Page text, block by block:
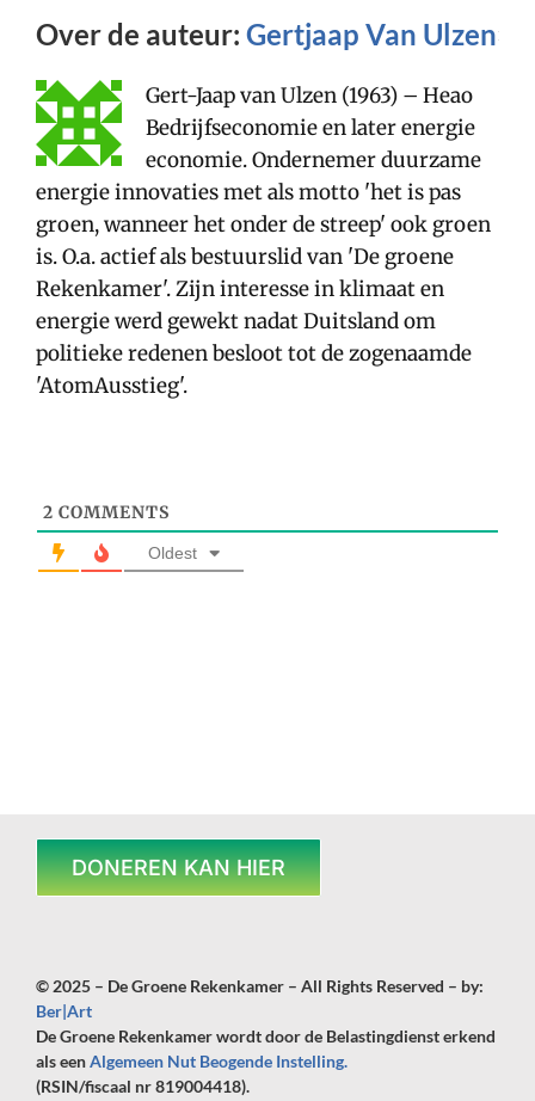
Over de auteur: Gertjaap Van Ulzen
Gert-Jaap van Ulzen (1963) – Heao
Bedrijfseconomie en later energie
economie. Ondernemer duurzame
energie innovaties met als motto 'het is pas
groen, wanneer het onder de streep' ook groen
is. O.a. actief als bestuurslid van 'De groene
Rekenkamer'. Zijn interesse in klimaat en
energie werd gewekt nadat Duitsland om
politieke redenen besloot tot de zogenaamde
'AtomAusstieg'.
2 COMMENTS
Oldest
DONEREN KAN HIER
© 2025 – De Groene Rekenkamer – All Rights Reserved – by:
Ber|Art
De Groene Rekenkamer wordt door de Belastingdienst erkend
als eenAlgemeen Nut Beogende Instelling.
(RSIN/fiscaal nr 819004418).